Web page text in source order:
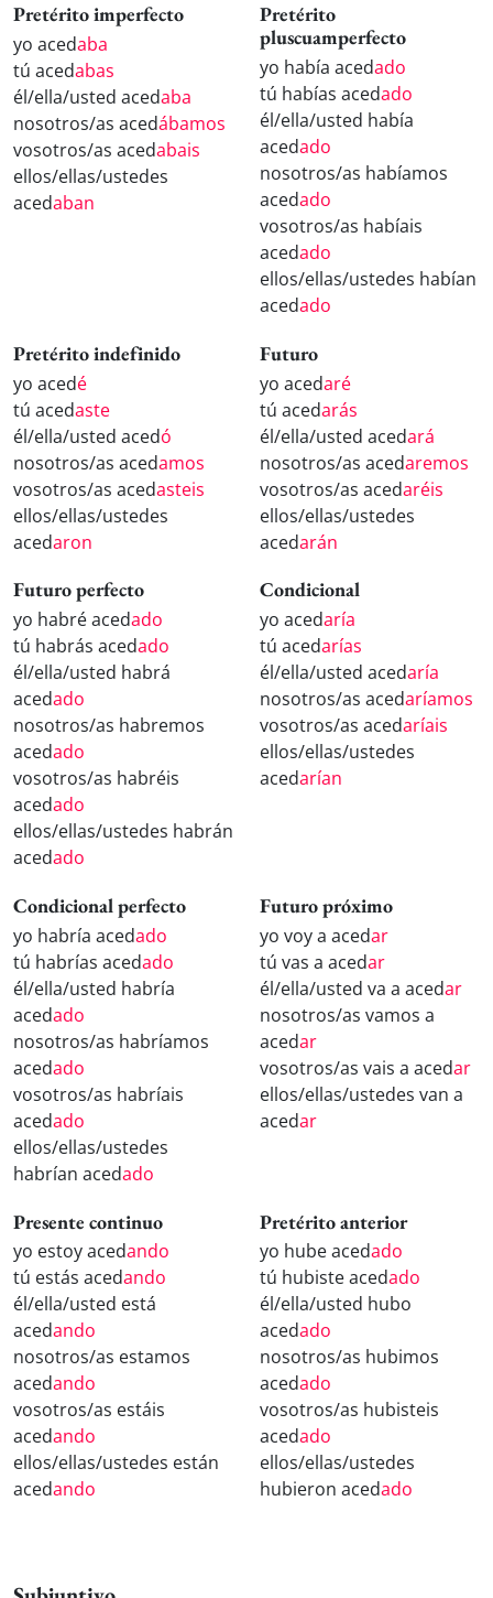
Pretérito imperfecto
yo acedaba
tú acedabas
él/ella/usted acedaba
nosotros/as acedábamos
vosotros/as acedabais
ellos/ellas/ustedes
acedaban
Pretérito
pluscuamperfecto
yo había acedado
tú habías acedado
él/ella/usted había
acedado
nosotros/as habíamos
acedado
vosotros/as habíais
acedado
ellos/ellas/ustedes habían
acedado
Pretérito indefinido
yo acedé
tú acedaste
él/ella/usted acedó
nosotros/as acedamos
vosotros/as acedasteis
ellos/ellas/ustedes
acedaron
Futuro
yo acedaré
tú acedarás
él/ella/usted acedará
nosotros/as acedaremos
vosotros/as acedaréis
ellos/ellas/ustedes
acedarán
Futuro perfecto
yo habré acedado
tú habrás acedado
él/ella/usted habrá
acedado
nosotros/as habremos
acedado
vosotros/as habréis
acedado
ellos/ellas/ustedes habrán
acedado
Condicional
yo acedaría
tú acedarías
él/ella/usted acedaría
nosotros/as acedaríamos
vosotros/as acedaríais
ellos/ellas/ustedes
acedarían
Condicional perfecto
yo habría acedado
tú habrías acedado
él/ella/usted habría
acedado
nosotros/as habríamos
acedado
vosotros/as habríais
acedado
ellos/ellas/ustedes
habrían acedado
Futuro próximo
yo voy a acedar
tú vas a acedar
él/ella/usted va a acedar
nosotros/as vamos a
acedar
vosotros/as vais a acedar
ellos/ellas/ustedes van a
acedar
Presente continuo
yo estoy acedando
tú estás acedando
él/ella/usted está
acedando
nosotros/as estamos
acedando
vosotros/as estáis
acedando
ellos/ellas/ustedes están
acedando
Pretérito anterior
yo hube acedado
tú hubiste acedado
él/ella/usted hubo
acedado
nosotros/as hubimos
acedado
vosotros/as hubisteis
acedado
ellos/ellas/ustedes
hubieron acedado